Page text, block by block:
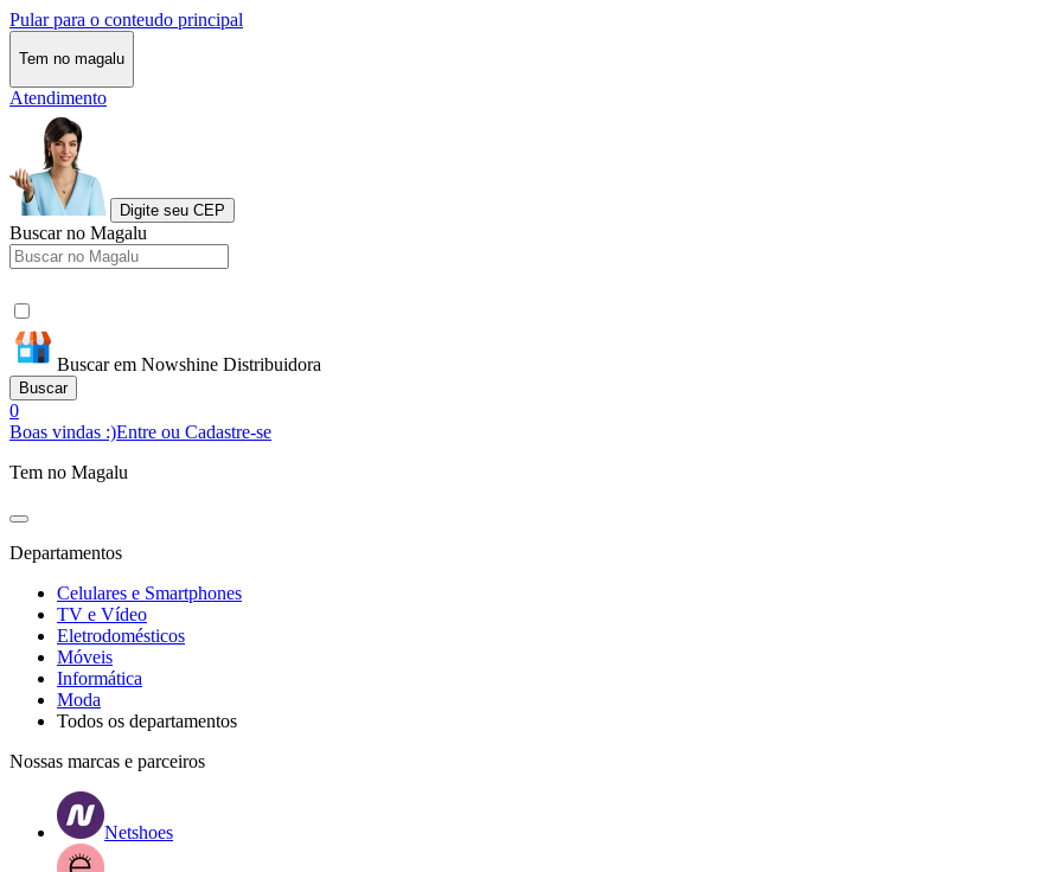
Pular para o conteudo principal
Tem no magalu
Atendimento
Digite seu CEP
Buscar no Magalu
Buscar em Nowshine Distribuidora
Buscar
0
Boas vindas :)Entre ou Cadastre-se
Tem no Magalu
Departamentos
Celulares e Smartphones
TV e Vídeo
Eletrodomésticos
Móveis
Informática
Moda
Todos os departamentos
Nossas marcas e parceiros
Netshoes